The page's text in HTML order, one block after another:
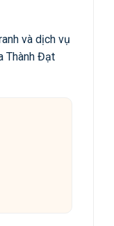
và dịch vụ
Thành Đạt